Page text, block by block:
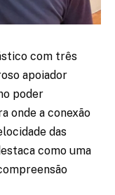
com três
apoiador
poder
onde a conexão
das
como uma